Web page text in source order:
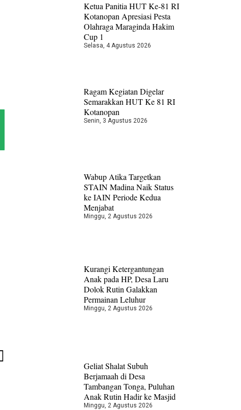
Ketua Panitia HUT Ke-81 RI
Kotanopan Apresiasi Pesta
Olahraga Maraginda Hakim
Cup 1
Selasa, 4 Agustus 2026
Ragam Kegiatan Digelar
Semarakkan HUT Ke 81 RI
Kotanopan
Senin, 3 Agustus 2026
Wabup Atika Targetkan
STAIN Madina Naik Status
ke IAIN Periode Kedua
Menjabat
Minggu, 2 Agustus 2026
Kurangi Ketergantungan
Anak pada HP, Desa Laru
Dolok Rutin Galakkan
Permainan Leluhur
Minggu, 2 Agustus 2026
Geliat Shalat Subuh
Berjamaah di Desa
Tambangan Tonga, Puluhan
Anak Rutin Hadir ke Masjid
Minggu, 2 Agustus 2026